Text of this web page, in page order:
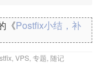
《Postfix小结，补
VPS 专题 随记